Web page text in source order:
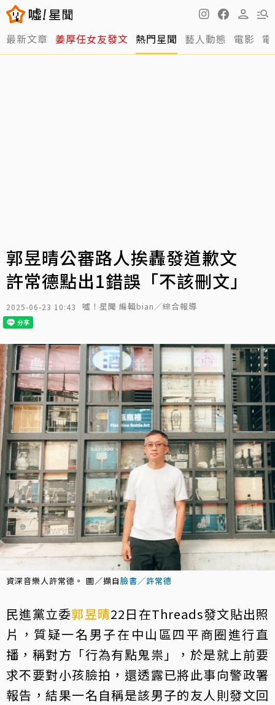
最新文章 姜厚任女友發文 熱門星聞 藝人動態 電影
郭昱晴公審路人挨轟發道歉文
許常德點出1錯誤「不該刪文」
2025-06-23 10:43 噓！星聞 編輯bian／綜合報導
資深音樂人許常德。 圖／擷自臉書／許常德
民進黨立委郭昱晴22日在Threads發文貼出照
片，質疑一名男子在中山區四平商圈進行直
播，稱對方「行為有點鬼祟」，於是就上前要
求不要對小孩臉拍，還透露已將此事向警政署
報告，結果一名自稱是該男子的友人則發文回